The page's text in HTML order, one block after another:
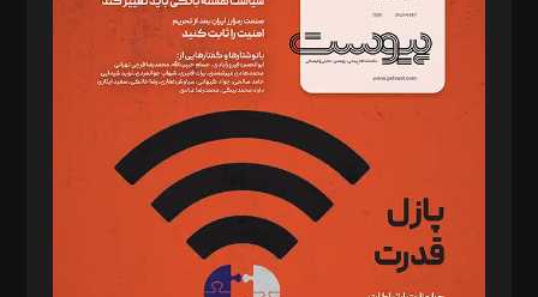
د‌بیر ناداستان: سمانه سمیع
د‌بیر خدمت و تجارت: ابوالفضل رجبی
د‌بیر حقوق فناوری: حسام‌الدین ایپکچی
د‌بیر پیوست جهان: مینا پاکدل
د‌بیر تحریریه آنلاین: بابک نقاش
تحریریه‌: مجتبی محمود‌ی، آرش برهمند، یسنا امان‌پور، سروش کرمیان،
مصطفی مسجدی آرانی، ابوالفضل رجبی، زهرا فکرانه، فائزه فتحی
رستمی،مصطفی باستان
ویرایش: نگار استاد‌‌آقا